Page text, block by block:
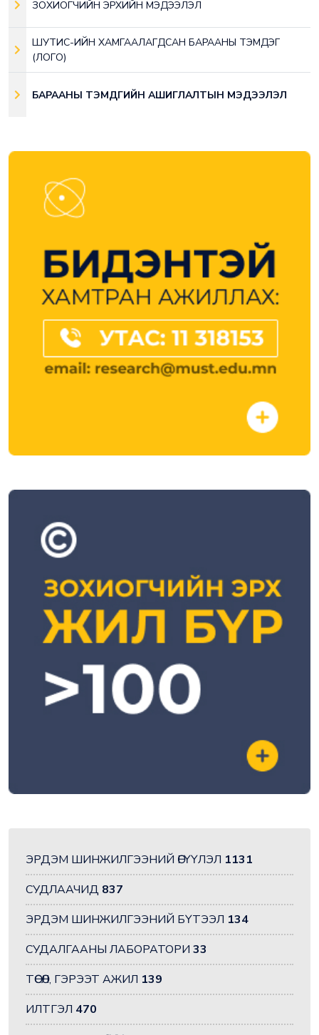
ЗОХИОГЧИЙН ЭРХИЙН МЭДЭЭЛЭЛ
ШУТИС-ИЙН ХАМГААЛАГДСАН БАРААНЫ ТЭМДЭГ
(ЛОГО)
БАРААНЫ ТЭМДГИЙН АШИГЛАЛТЫН МЭДЭЭЛЭЛ
ЭРДЭМ ШИНЖИЛГЭЭНИЙ ӨГҮҮЛЭЛ 1131
СУДЛААЧИД 837
ЭРДЭМ ШИНЖИЛГЭЭНИЙ БҮТЭЭЛ 134
СУДАЛГААНЫ ЛАБОРАТОРИ 33
ТӨСӨЛ, ГЭРЭЭТ АЖИЛ 139
ИЛТГЭЛ 470